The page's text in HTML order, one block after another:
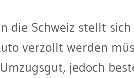
die Schweiz stellt
verzollt werden
jedoch